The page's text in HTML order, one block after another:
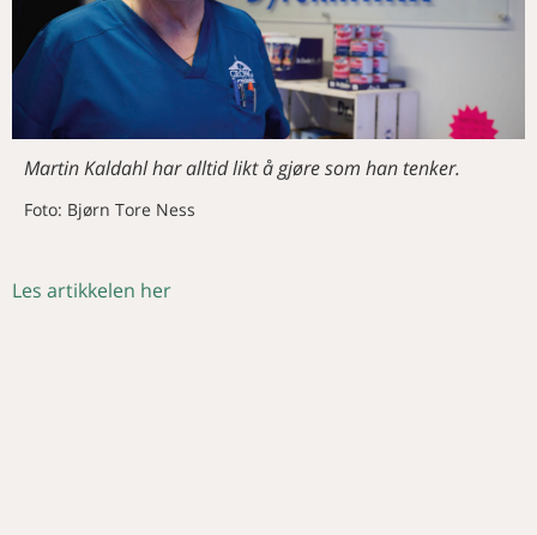
Martin Kaldahl har alltid likt å gjøre som han tenker.
Foto: Bjørn Tore Ness
Les artikkelen her